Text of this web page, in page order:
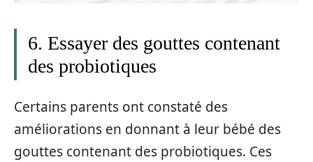
6. Essayer des gouttes contenant
des probiotiques
Certains parents ont constaté des
améliorations en donnant à leur bébé des
gouttes contenant des probiotiques. Ces